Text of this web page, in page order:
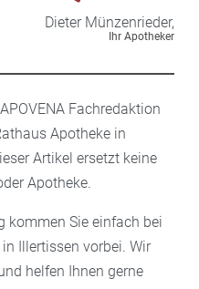
Dieter Münzenrieder,
Ihr Apotheker
Fachredaktion
Apotheke in
Artikel ersetzt keine
Apotheke.
kommen Sie einfach bei
Illertissen vorbei. Wir
helfen Ihnen gerne